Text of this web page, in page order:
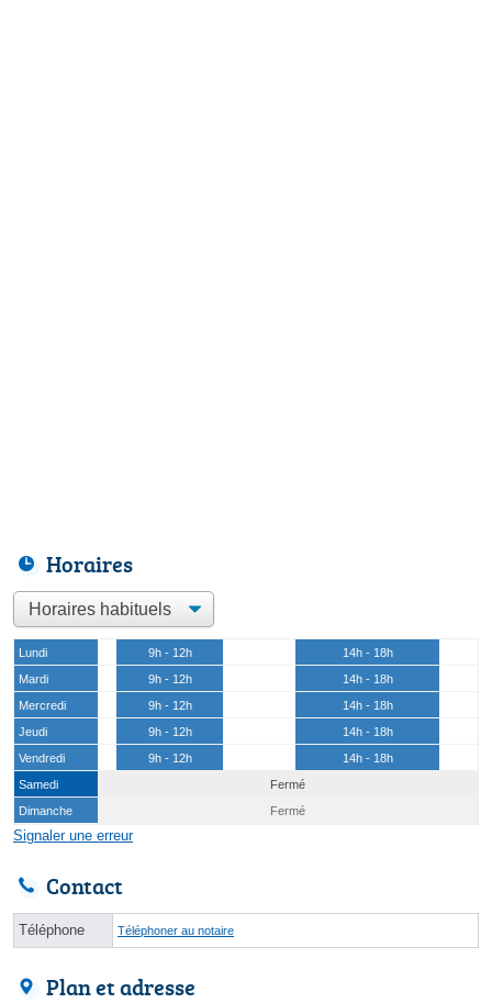
Horaires
Lundi 9h - 12h
14h - 18h
Mardi
9h - 12h
14h - 18h
Mercredi
9h - 12h
14h - 18h
Jeudi
9h - 12h
14h - 18h
Vendredi
9h - 12h
14h - 18h
Samedi
Fermé
Dimanche
Fermé
Signaler une erreur
Contact
Téléphone Téléphoner au notaire
Plan et adresse